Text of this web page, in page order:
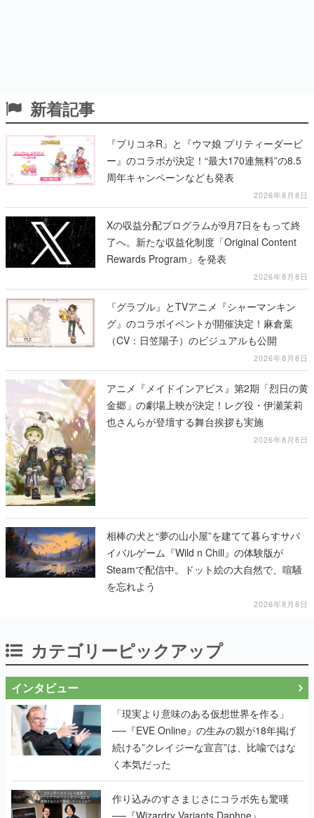
新着記事
『プリコネR』と『ウマ娘 プリティーダービ
ー』のコラボが決定！“最大170連無料”の8.5
周年キャンペーンなども発表
2026年8月8日
Xの収益分配プログラムが9月7日をもって終
了へ。新たな収益化制度「Original Content
Rewards Program」を発表
2026年8月8日
『グラブル』とTVアニメ『シャーマンキン
グ』のコラボイベントが開催決定！麻倉葉
（CV：日笠陽子）のビジュアルも公開
2026年8月8日
アニメ『メイドインアビス』第2期「烈日の黄
金郷」の劇場上映が決定！レグ役・伊瀬茉莉
也さんらが登壇する舞台挨拶も実施
2026年8月8日
相棒の犬と“夢の山小屋”を建てて暮らすサバ
イバルゲーム『Wild n Chill』の体験版が
Steamで配信中。ドット絵の大自然で、喧騒
を忘れよう
2026年8月8日
カテゴリーピックアップ
インタビュー
「現実より意味のある仮想世界を作る」
──『EVE Online』の生みの親が18年掲げ
続ける”クレイジーな宣言”は、比喩ではな
く本気だった
作り込みのすさまじさにコラボ先も驚嘆